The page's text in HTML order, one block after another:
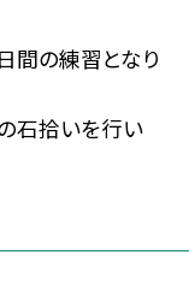
間の練習となり
石拾いを行い